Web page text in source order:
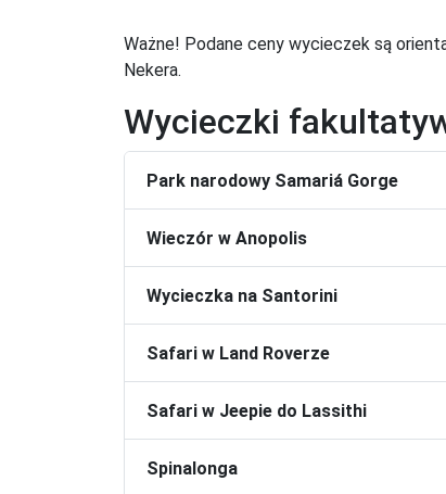
Ważne! Podane ceny wycieczek są
Nekera.
Wycieczki
Park narodowy Samariá Gorge
Wieczór w Anopolis
Wycieczka na Santorini
Safari w Land Roverze
Safari w Jeepie do Lassithi
Spinalonga